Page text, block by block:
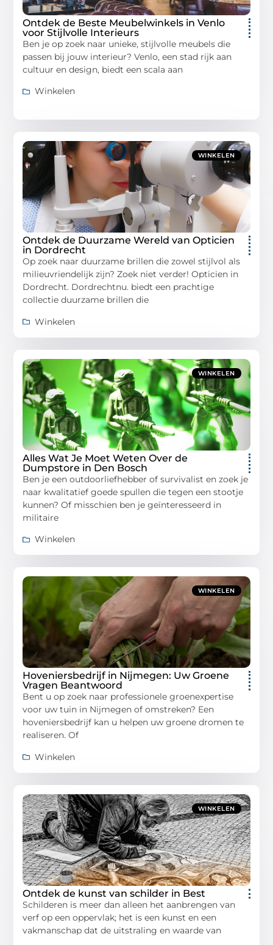
Ontdek de Beste Meubelwinkels in Venlo
voor Stijlvolle Interieurs
Ben je op zoek naar unieke, stijlvolle meubels die
passen bij jouw interieur? Venlo, een stad rijk aan
cultuur en design, biedt een scala aan
Winkelen
WINKELEN
Ontdek de Duurzame Wereld van Opticien
in Dordrecht
Op zoek naar duurzame brillen die zowel stijlvol als
milieuvriendelijk zijn? Zoek niet verder! Opticien in
Dordrecht. Dordrechtnu. biedt een prachtige
collectie duurzame brillen die
Winkelen
WINKELEN
Alles Wat Je Moet Weten Over de
Dumpstore in Den Bosch
Ben je een outdoorliefhebber of survivalist en zoek je
naar kwalitatief goede spullen die tegen een stootje
kunnen? Of misschien ben je geïnteresseerd in
militaire
Winkelen
WINKELEN
Hoveniersbedrijf in Nijmegen: Uw Groene
Vragen Beantwoord
Bent u op zoek naar professionele groenexpertise
voor uw tuin in Nijmegen of omstreken? Een
hoveniersbedrijf kan u helpen uw groene dromen te
realiseren. Of
Winkelen
WINKELEN
Ontdek de kunst van schilder in Best
Schilderen is meer dan alleen het aanbrengen van
verf op een oppervlak; het is een kunst en een
vakmanschap dat de uitstraling en waarde van